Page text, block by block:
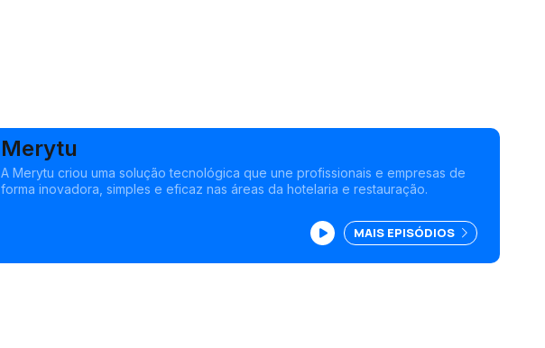
Merytu
A Merytu criou uma solução tecnológica que une profissionais e empresas de
forma inovadora, simples e eficaz nas áreas da hotelaria e restauração.
MAIS EPISÓDIOS